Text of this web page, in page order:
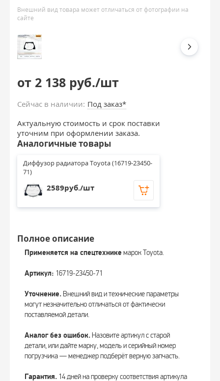
Внешний вид товара может отличаться от фотографии на
сайте
от 2 138 руб./шт
Сейчас в наличии: Под заказ*
Актуальную стоимость и срок поставки
уточним при оформлении заказа.
Аналогичные товары
Диффузор радиатора Toyota (16719-23450-
71)
2589руб./шт
Полное описание
Применяется на спецтехнике марок Toyota.
Артикул: 16719‑23450‑71
Уточнение.Внешний вид и технические параметры
могут незначительно отличаться от фактически
поставляемой детали.
Аналог без ошибок.Назовите артикул с старой
детали, или дайте марку, модель и серийный номер
погрузчика — менеджер подберёт верную запчасть.
Гарантия. 14 дней на проверку соответствия артикула